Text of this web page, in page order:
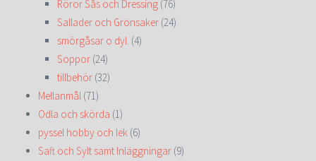
Röror Sås och Dressing (76)
Sallader och Grönsaker (24)
smörgåsar o dyl. (4)
Soppor (24)
tillbehör (32)
Mellanmål (71)
Odla och skörda (1)
pyssel hobby och lek (6)
Saft och Sylt samt Inläggningar (9)